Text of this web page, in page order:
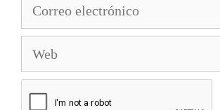
electrónico